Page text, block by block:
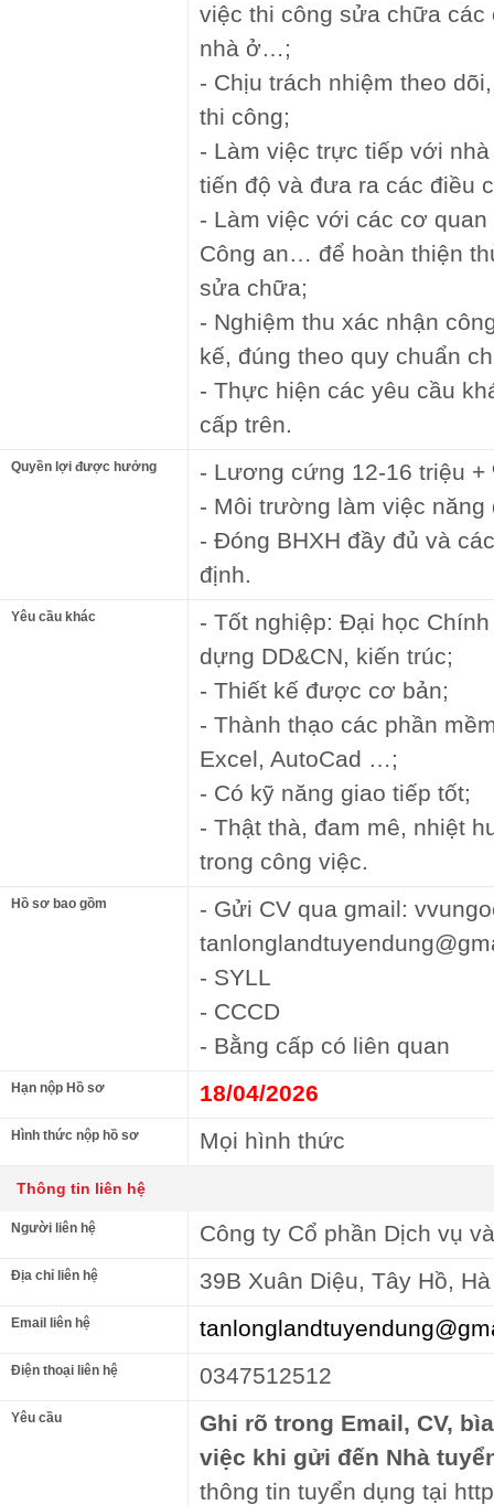
việc thi công sửa chữa
nhà ở…;
- Chịu trách nhiệm theo
thi công;
- Làm việc trực tiếp với
tiến độ và đưa ra các điều
- Làm việc với các cơ
Công an… để hoàn thiện
sửa chữa;
- Nghiệm thu xác nhận
kế, đúng theo quy chuẩn
- Thực hiện các yêu cầu
cấp trên.
Quyền lợi được hưởng
- Lương cứng 12-16 triệu +
- Môi trường làm việc năng
- Đóng BHXH đầy đủ và
định.
Yêu cầu khác
- Tốt nghiệp: Đại học
dựng DD&CN, kiến trúc;
- Thiết kế được cơ bản;
- Thành thạo các phần
Excel, AutoCad …;
- Có kỹ năng giao tiếp tốt;
- Thật thà, đam mê, nhiệt
trong công việc.
Hồ sơ bao gồm
- Gửi CV qua gmail:
- SYLL
- CCCD
- Bằng cấp có liên quan
Hạn nộp Hồ sơ 18/04/2026
Hình thức nộp hồ sơ Mọi hình thức
Thông tin liên hệ
Người liên hệ Công ty Cổ phần Dịch vụ
Địa chỉ liên hệ 39B Xuân Diệu, Tây Hồ,
Email liên hệ
Điện thoại liên hệ 0347512512
Yêu cầu
Ghi rõ trong Email, CV,
việc khi gửi đến Nhà
thông tin tuyển dụng tại